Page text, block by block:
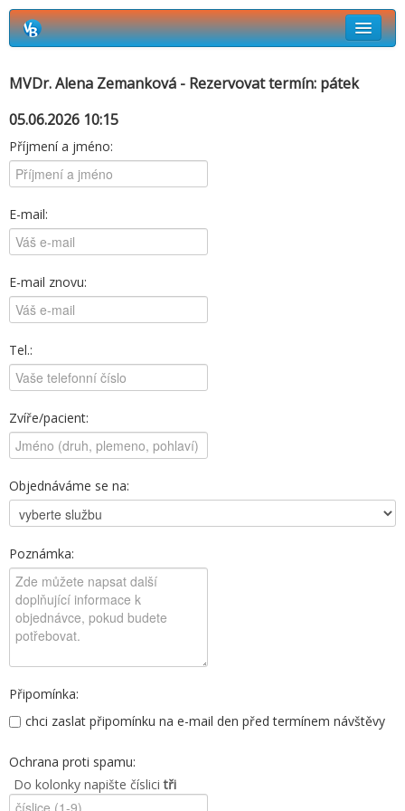
MVDr. Alena Zemanková - Rezervovat termín: pátek
05.06.2026 10:15
Příjmení a jméno:
E-mail:
E-mail znovu:
Tel.:
Zvíře/pacient:
Objednáváme se na:
Poznámka:
Připomínka:
chci zaslat připomínku na e-mail den před termínem návštěvy
Ochrana proti spamu:
Do kolonky napište číslicitři